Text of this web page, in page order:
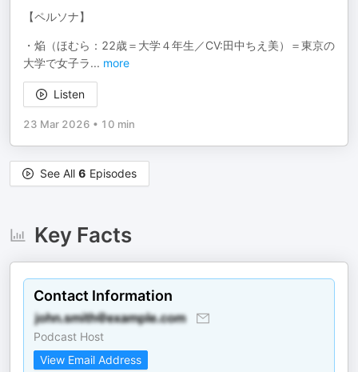
【ペルソナ】
・焔（ほむら：22歳＝大学４年生／CV:田中ちえ美）＝東京の
大学で女子ラ... more
Listen
23 Mar 2026 • 10 min
See All 6 Episodes
Key Facts
Contact Information
Podcast Host
View Email Address